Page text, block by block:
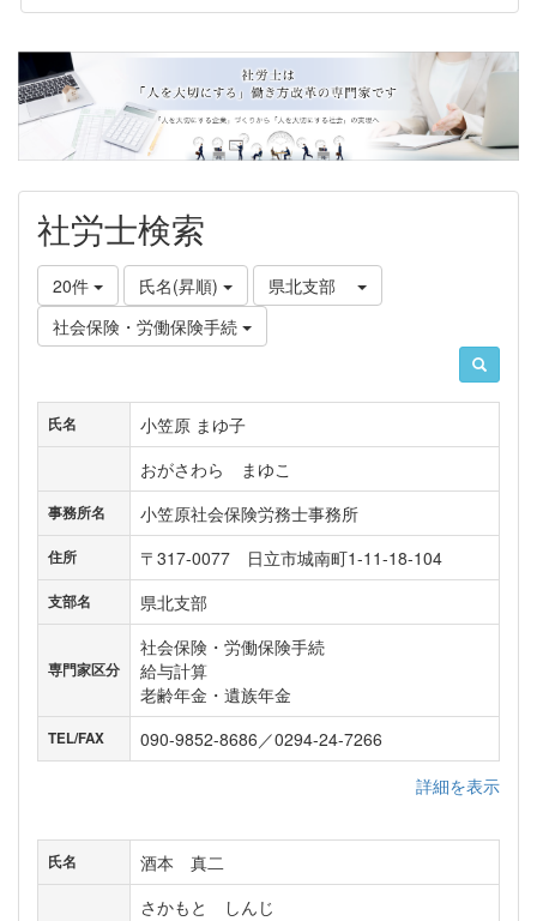
社労士検索
20件 氏名(昇順)
県北支部
社会保険・労働保険手続
氏名
小笠原 まゆ子
おがさわら まゆこ
事務所名 小笠原社会保険労務士事務所
住所 〒317-0077 日立市城南町1-11-18-104
支部名 県北支部
専門家区分
社会保険・労働保険手続
給与計算
老齢年金・遺族年金
TEL/FAX
090-9852-8686／0294-24-7266
詳細を表示
氏名
酒本 真二
さかもと しんじ